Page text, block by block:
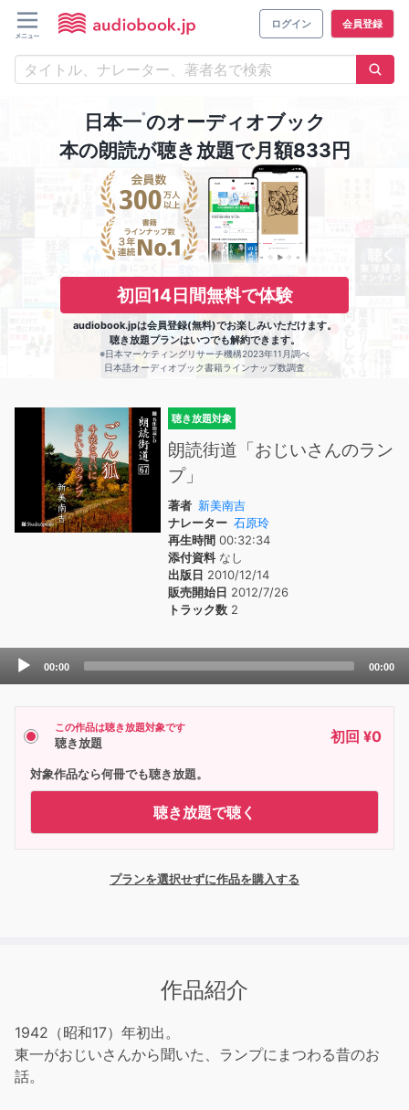
ログイン 会員登録
日本一※のオーディオブック
本の朗読が聴き放題で月額833円
初回14日間無料で体験
audiobook.jpは会員登録(無料)でお楽しみいただけます。
聴き放題プランはいつでも解約できます。
※日本マーケティングリサーチ機構2023年11月調べ
日本語オーディオブック書籍ラインナップ数調査
聴き放題対象
朗読街道「おじいさんのラン
プ」
著者 新美南吉
ナレーター 石原玲
再生時間 00:32:34
添付資料なし
出版日 2010/12/14
販売開始日 2012/7/26
トラック数 2
Audio
00:00 00:00
この作品は聴き放題対象です
聴き放題 初回 ¥0
対象作品なら何冊でも聴き放題。
聴き放題で聴く
プランを選択せずに作品を購入する
作品紹介
1942（昭和17）年初出。
東一がおじいさんから聞いた、ランプにまつわる昔のお
話。